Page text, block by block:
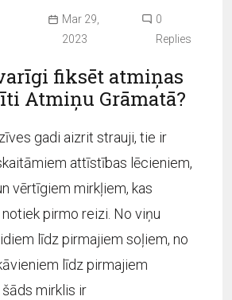
Mar 29,
2023
0
Replies
fiksēt atmiņas
Atmiņu Grāmatā?
gadi aizrit strauji, tie ir
attīstības lēcieniem,
vērtīgiem mirkļiem, kas
pirmo reizi. No viņu
līdz pirmajiem soļiem, no
līdz pirmajiem
mirklis ir